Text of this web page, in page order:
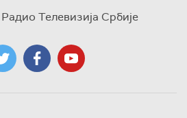
Радио Телевизија Србије